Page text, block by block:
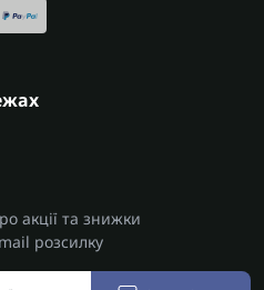
акції та знижки
розсилку